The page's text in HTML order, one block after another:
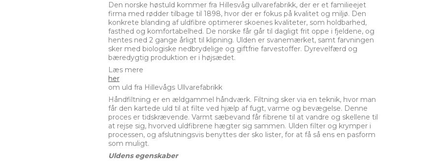
Den norske høstuld kommer fra Hillesvåg ullvarefabrikk, der er et familieejet
firma med rødder tilbage til 1898, hvor der er fokus på kvalitet og miljø. Den
konkrete blanding af uldfibre optimerer skoenes kvaliteter, som holdbarhed,
fasthed og komfortabelhed. De norske får går til dagligt frit oppe i fjeldene, og
hentes ned 2 gange årligt til klipning. Ulden er svanemærket, samt farvningen
sker med biologiske nedbrydelige og giftfrie farvestoffer. Dyrevelfærd og
bæredygtig produktion er i højsædet.
Læs mere
her
om uld fra Hillevågs Ullvarefabrikk
Håndfiltning er en ældgammel håndværk. Filtning sker via en teknik, hvor man
får den kartede uld til at filte ved hjælp af fugt, varme og bevægelse. Denne
proces er tidskrævende. Varmt sæbevand får fibrene til at vandre og skellene til
at rejse sig, hvorved uldfibrene hægter sig sammen. Ulden filter og krymper i
processen, og afslutningsvis benyttes der sko lister, for at få så ens en pasform
som muligt.
Uldens egenskaber